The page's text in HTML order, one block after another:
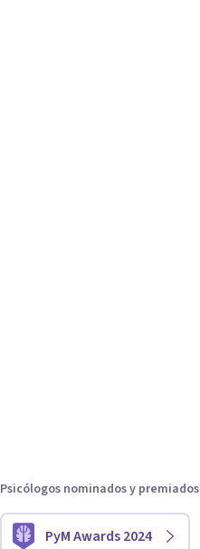
Psicólogos nominados y premiados
PyM Awards 2024